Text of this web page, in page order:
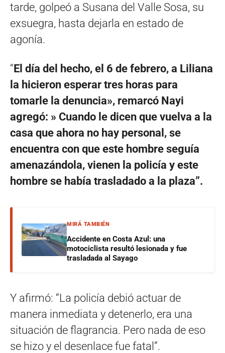
tarde, golpeó a Susana del Valle Sosa, su
exsuegra, hasta dejarla en estado de
agonía.
“El día del hecho, el 6 de febrero, a Liliana
la hicieron esperar tres horas para
tomarle la denuncia», remarcó Nayi
agregó: » Cuando le dicen que vuelva a la
casa que ahora no hay personal, se
encuentra con que este hombre seguía
amenazándola, vienen la policía y este
hombre se había trasladado a la plaza”.
MIRÁ TAMBIÉN
Accidente en Costa Azul: una
motociclista resultó lesionada y fue
trasladada al Sayago
Y afirmó: “La policía debió actuar de
manera inmediata y detenerlo, era una
situación de flagrancia. Pero nada de eso
se hizo y el desenlace fue fatal”.